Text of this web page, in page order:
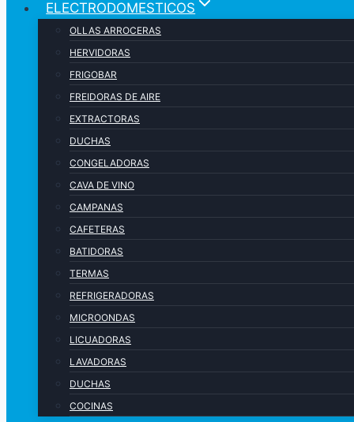
ELECTRODOMESTICOS
OLLAS ARROCERAS
HERVIDORAS
FRIGOBAR
FREIDORAS DE AIRE
EXTRACTORAS
DUCHAS
CONGELADORAS
CAVA DE VINO
CAMPANAS
CAFETERAS
BATIDORAS
TERMAS
REFRIGERADORAS
MICROONDAS
LICUADORAS
LAVADORAS
DUCHAS
COCINAS